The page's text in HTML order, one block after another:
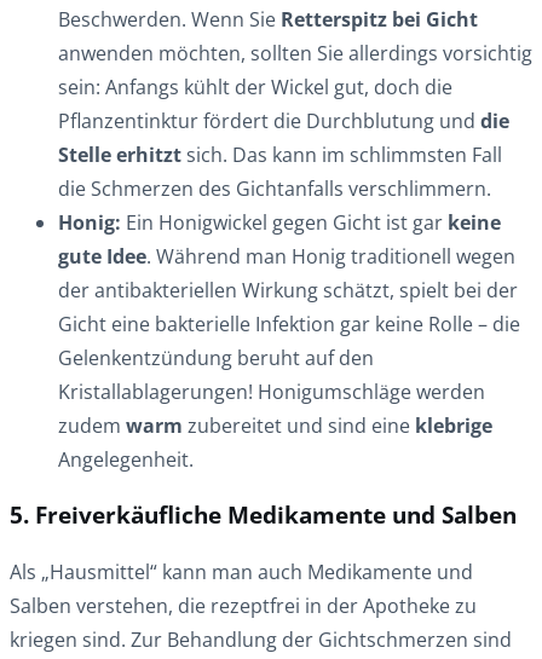
Beschwerden. Wenn Sie Retterspitz bei Gicht
anwenden möchten, sollten Sie allerdings vorsichtig
sein: Anfangs kühlt der Wickel gut, doch die
Pflanzentinktur fördert die Durchblutung und die
Stelle erhitztsich. Das kann im schlimmsten Fall
die Schmerzen des Gichtanfalls verschlimmern.
Honig: Ein Honigwickel gegen Gicht ist gar keine
gute Idee. Während man Honig traditionell wegen
der antibakteriellen Wirkung schätzt, spielt bei der
Gicht eine bakterielle Infektion gar keine Rolle – die
Gelenkentzündung beruht auf den
Kristallablagerungen! Honigumschläge werden
zudem warm zubereitet und sind eine klebrige
Angelegenheit.
5. Freiverkäufliche Medikamente und Salben
Als „Hausmittel“ kann man auch Medikamente und
Salben verstehen, die rezeptfrei in der Apotheke zu
kriegen sind. Zur Behandlung der Gichtschmerzen sind